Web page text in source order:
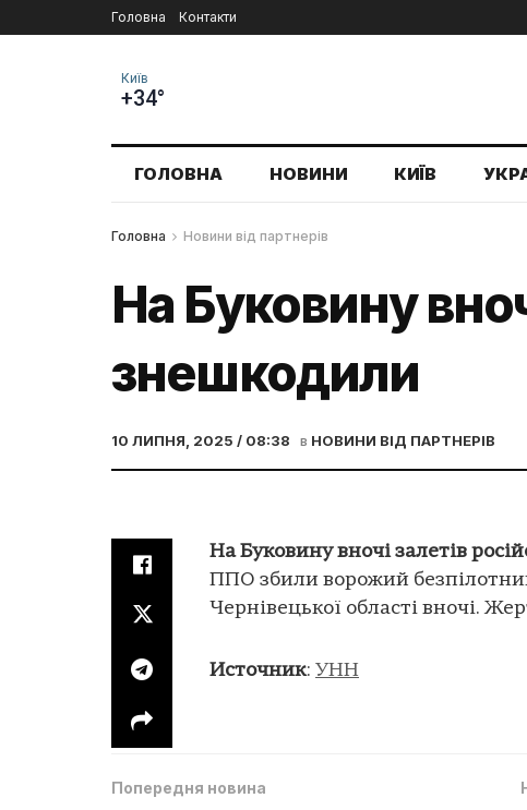
Головна Контакти
Київ
+34°
ГОЛОВНА НОВИНИ КИЇВ
Головна Новини від партнерів
На Буковину
знешкодили
10 ЛИПНЯ, 2025 / 08:38 в НОВИНИ ВІД ПАРТНЕРІВ
На Буковину вночі залетів
ППО збили ворожий
Чернівецької області вночі.
Источник: УНН
Попередня новина